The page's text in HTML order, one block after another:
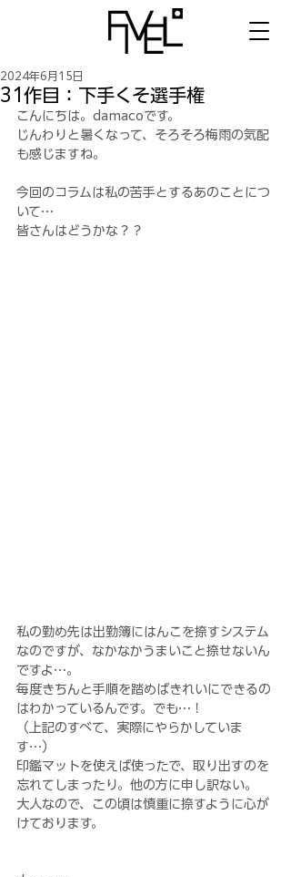
31作目：下手くそ選手権
2024年6月15日
こんにちは。damacoです。
じんわりと暑くなって、そろそろ梅雨の気配
も感じますね。
今回のコラムは私の苦手とするあのことにつ
いて…
皆さんはどうかな？？
私の勤め先は出勤簿にはんこを捺すシステム
なのですが、なかなかうまいこと捺せないん
ですよ…。
毎度きちんと手順を踏めばきれいにできるの
はわかっているんです。でも…！
（上記のすべて、実際にやらかしていま
す…）
印鑑マットを使えば使ったで、取り出すのを
忘れてしまったり。他の方に申し訳ない。
大人なので、この頃は慎重に捺すように心が
けております。